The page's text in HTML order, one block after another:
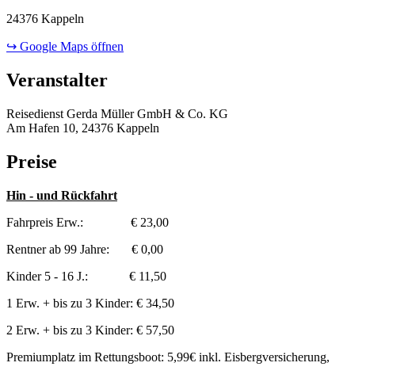
24376 Kappeln
↪ Google Maps öffnen
Veranstalter
Reisedienst Gerda Müller GmbH & Co. KG
Am Hafen 10, 24376 Kappeln
Preise
Hin - und Rückfahrt
Fahrpreis Erw.: € 23,00
Rentner ab 99 Jahre: € 0,00
Kinder 5 - 16 J.: € 11,50
1 Erw. + bis zu 3 Kinder: € 34,50
2 Erw. + bis zu 3 Kinder: € 57,50
Premiumplatz im Rettungsboot: 5,99€ inkl. Eisbergversicherung,